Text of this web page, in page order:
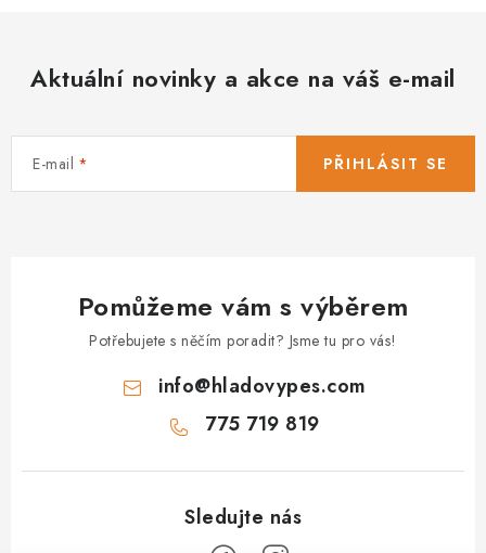
Aktuální novinky a akce na váš e-mail
E-mail PŘIHLÁSIT SE
Pomůžeme vám s výběrem
Potřebujete s něčím poradit? Jsme tu pro vás!
info@hladovypes.com
775 719 819